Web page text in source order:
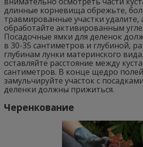
длинные корневища обрежьте,
травмированные участки удалите,
обработайте активированным
Посадочные ямки для деленок
в 30-35 сантиметров и глубиной,
глубинам лунки материнского
оставляйте расстояние между
сантиметров. В конце щедро
замульчируйте участок с
деленки должны прижиться.
Черенкование